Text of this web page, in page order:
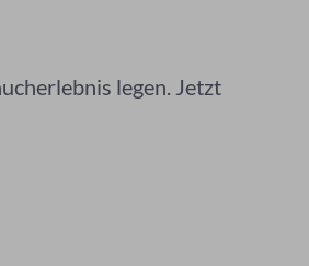
legen. Jetzt